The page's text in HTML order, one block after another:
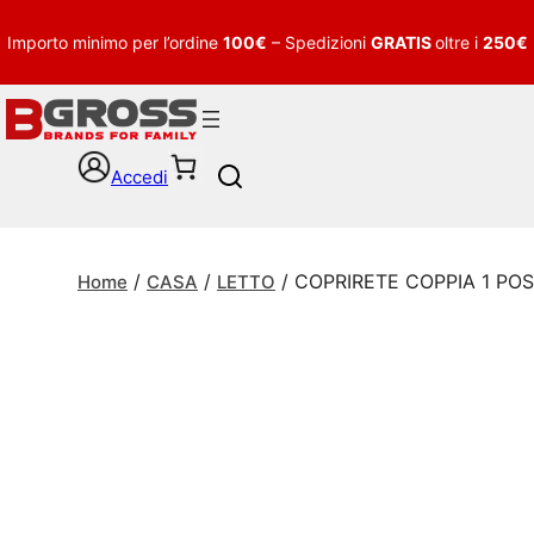
Importo minimo per l’ordine 100€ – Spedizioni GRATISoltre i 250€
Accedi
c
Home / CASA / LETTO / COPRIRETE COPPIA 1